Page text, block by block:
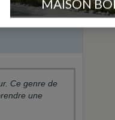
Ce genre de
une
MAISON